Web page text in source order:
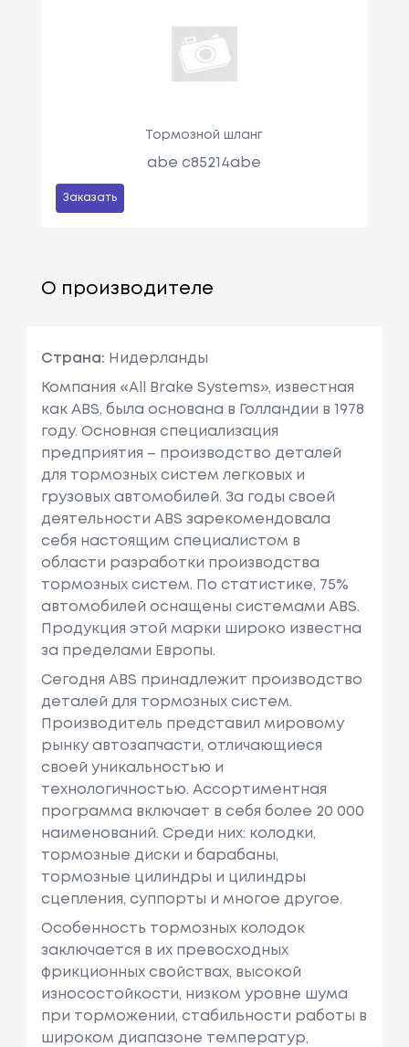
Тормозной шланг
abe c85214abe
Заказать
О производителе
Страна: Нидерланды
Компания «All Brake Systems», известная
как ABS, была основана в Голландии в 1978
году. Основная специализация
предприятия – производство деталей
для тормозных систем легковых и
грузовых автомобилей. За годы своей
деятельности ABS зарекомендовала
себя настоящим специалистом в
области разработки производства
тормозных систем. По статистике, 75%
автомобилей оснащены системами ABS.
Продукция этой марки широко известна
за пределами Европы.
Сегодня ABS принадлежит производство
деталей для тормозных систем.
Производитель представил мировому
рынку автозапчасти, отличающиеся
своей уникальностью и
технологичностью. Ассортиментная
программа включает в себя более 20 000
наименований. Среди них: колодки,
тормозные диски и барабаны,
тормозные цилиндры и цилиндры
сцепления, суппорты и многое другое.
Особенность тормозных колодок
заключается в их превосходных
фрикционных свойствах, высокой
износостойкости, низком уровне шума
при торможении, стабильности работы в
широком диапазоне температур,